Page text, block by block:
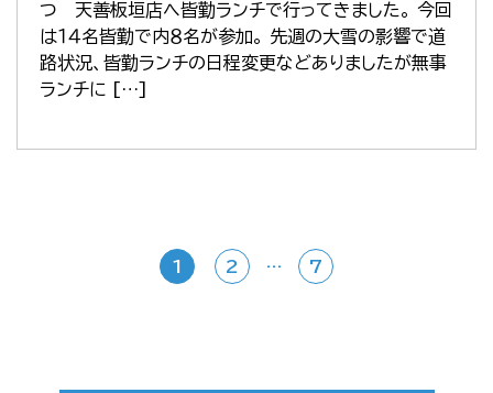
つ 天善板垣店へ皆勤ランチで行ってきました。 今回
は１４名皆勤で内８名が参加。 先週の大雪の影響で道
路状況、皆勤ランチの日程変更などありましたが無事
ランチに […]
投
1 2 … 7